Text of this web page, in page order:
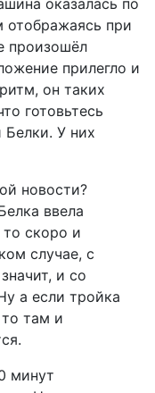
отображаясь при
произошёл
прилегло и
он таких
готовьтесь
Белки. У них
новости?
ввела
скоро и
случае, с
и со
а если тройка
там и
минут